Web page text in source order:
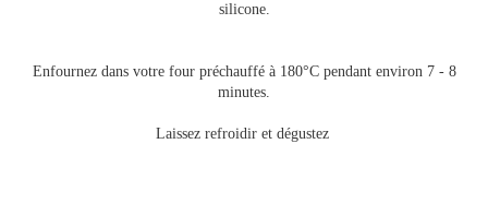
silicone.
Enfournez dans votre four préchauffé à 180°C pendant environ 7 - 8
minutes.
Laissez refroidir et dégustez